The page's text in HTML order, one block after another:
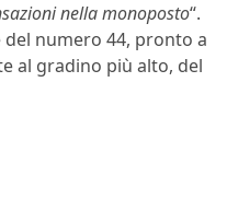
nella monoposto“.
numero 44, pronto a
al gradino più alto, del